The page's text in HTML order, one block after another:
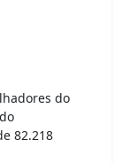
do
82.218